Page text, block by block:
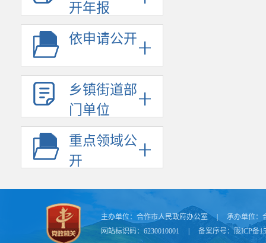
开年报
依申请公开
乡镇街道部
门单位
重点领域公
开
主办单位： 合作市人民政府办公室 承办单位：
网站标识码：6230010001
备案序号：陇ICP备